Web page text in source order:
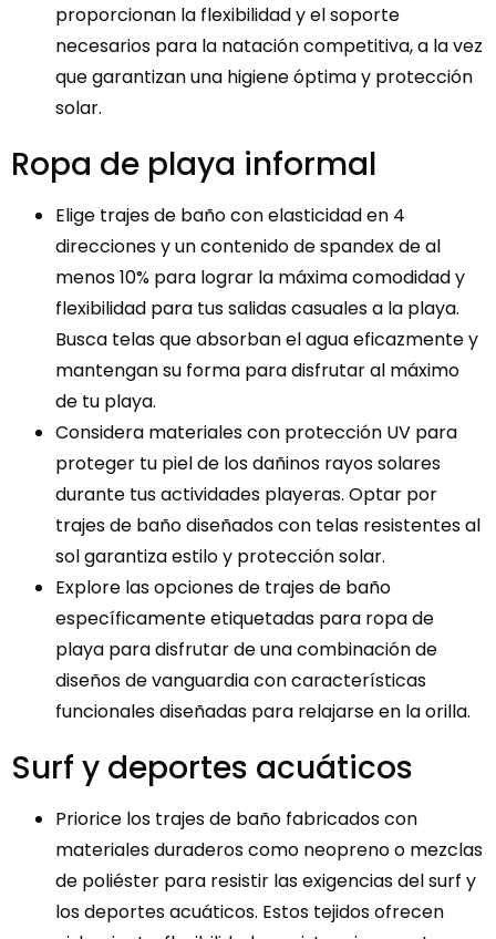
proporcionan la flexibilidad y el soporte
necesarios para la natación competitiva, a la vez
que garantizan una higiene óptima y protección
solar.
Ropa de playa informal
Elige trajes de baño con elasticidad en 4
direcciones y un contenido de spandex de al
menos 10% para lograr la máxima comodidad y
flexibilidad para tus salidas casuales a la playa.
Busca telas que absorban el agua eficazmente y
mantengan su forma para disfrutar al máximo
de tu playa.
Considera materiales con protección UV para
proteger tu piel de los dañinos rayos solares
durante tus actividades playeras. Optar por
trajes de baño diseñados con telas resistentes al
sol garantiza estilo y protección solar.
Explore las opciones de trajes de baño
específicamente etiquetadas para ropa de
playa para disfrutar de una combinación de
diseños de vanguardia con características
funcionales diseñadas para relajarse en la orilla.
Surf y deportes acuáticos
Priorice los trajes de baño fabricados con
materiales duraderos como neopreno o mezclas
de poliéster para resistir las exigencias del surf y
los deportes acuáticos. Estos tejidos ofrecen